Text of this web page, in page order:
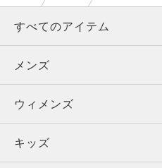
すべてのアイテム
メンズ
ウィメンズ
キッズ
メンズ
トップス
ボトムス
ウィメンズ
トップス
キッズ